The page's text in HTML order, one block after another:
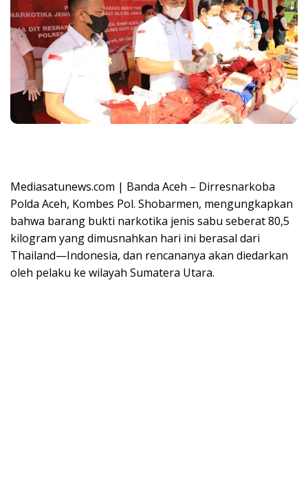
Mediasatunews.com | Banda Aceh – Dirresnarkoba
Polda Aceh, Kombes Pol. Shobarmen, mengungkapkan
bahwa barang bukti narkotika jenis sabu seberat 80,5
kilogram yang dimusnahkan hari ini berasal dari
Thailand—Indonesia, dan rencananya akan diedarkan
oleh pelaku ke wilayah Sumatera Utara.